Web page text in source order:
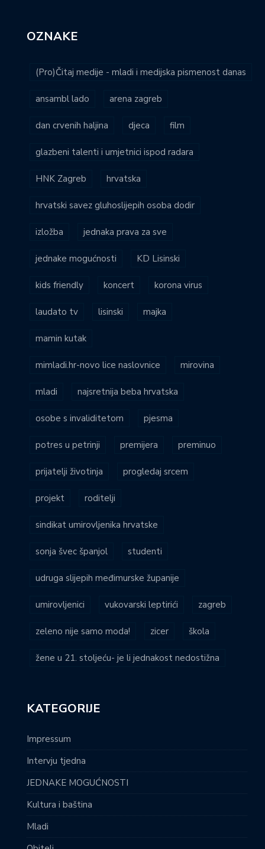
OZNAKE
(Pro)Čitaj medije - mladi i medijska pismenost danas
ansambl lado arena zagreb
dan crvenih haljina djeca film
glazbeni talenti i umjetnici ispod radara
HNK Zagreb hrvatska
hrvatski savez gluhoslijepih osoba dodir
izložba jednaka prava za sve
jednake mogućnosti KD Lisinski
kids friendly koncert korona virus
laudato tv lisinski majka
mamin kutak
mimladi.hr-novo lice naslovnice mirovina
mladi najsretnija beba hrvatska
osobe s invaliditetom pjesma
potres u petrinji premijera preminuo
prijatelji životinja progledaj srcem
projekt roditelji
sindikat umirovljenika hrvatske
sonja švec španjol studenti
udruga slijepih međimurske županije
umirovljenici vukovarski leptirići zagreb
zeleno nije samo moda! zicer škola
žene u 21. stoljeću- je li jednakost nedostižna
KATEGORIJE
Impressum
Intervju tjedna
JEDNAKE MOGUĆNOSTI
Kultura i baština
Mladi